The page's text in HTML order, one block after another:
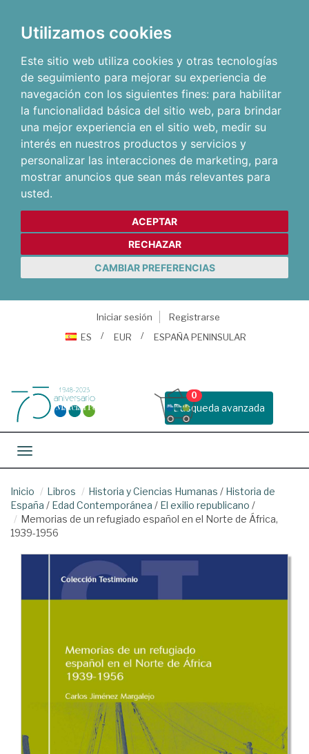
Utilizamos cookies
Este sitio web utiliza cookies y otras tecnologías
de seguimiento para mejorar su experiencia de
navegación con los siguientes fines: para habilitar
la funcionalidad básica del sitio web, para brindar
una mejor experiencia en el sitio web, medir su
interés en nuestros productos y servicios y
personalizar las interacciones de marketing, para
mostrar anuncios que sean más relevantes para
usted.
ACEPTAR
RECHAZAR
CAMBIAR PREFERENCIAS
Iniciar sesión
Registrarse
ES
EUR ESPAÑA PENINSULAR
Busqueda avanzada
0
Toggle navigation
Inicio Libros Historia y Ciencias Humanas / Historia de
España / Edad Contemporánea / El exilio republicano /
Memorias de un refugiado español en el Norte de África,
1939-1956